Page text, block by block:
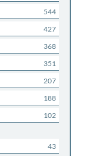
544
427
368
351
207
188
102
43